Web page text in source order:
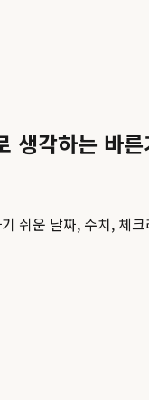
생각하는 바
쉬운 날짜, 수치, 체